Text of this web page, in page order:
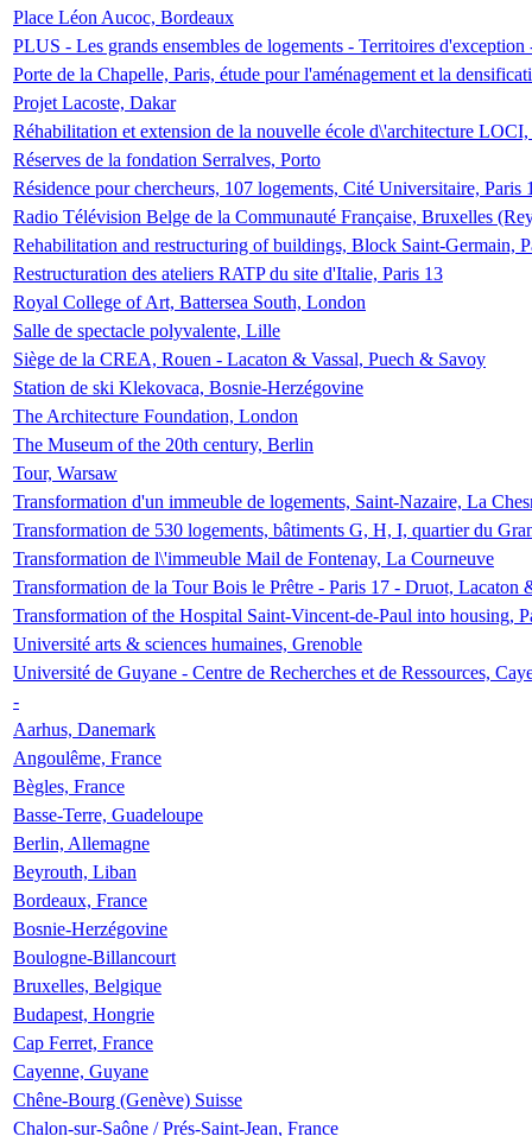
Place Léon Aucoc, Bordeaux
PLUS - Les grands ensembles de logements - Territoires
Porte de la Chapelle, Paris, étude pour l'aménagement et la
Projet Lacoste, Dakar
Réhabilitation et extension de la nouvelle école d\'architecture
Réserves de la fondation Serralves, Porto
Résidence pour chercheurs, 107 logements, Cité Universitaire, Paris
Radio Télévision Belge de la Communauté Française, Bruxelles
Rehabilitation and restructuring of buildings, Block Saint-Germain,
Restructuration des ateliers RATP du site d'Italie, Paris 13
Royal College of Art, Battersea South, London
Salle de spectacle polyvalente, Lille
Siège de la CREA, Rouen - Lacaton & Vassal, Puech & Savoy
Station de ski Klekovaca, Bosnie-Herzégovine
The Architecture Foundation, London
The Museum of the 20th century, Berlin
Tour, Warsaw
Transformation d'un immeuble de logements, Saint-Nazaire, La
Transformation de 530 logements, bâtiments G, H, I, quartier du
Transformation de l\'immeuble Mail de Fontenay, La Courneuve
Transformation de la Tour Bois le Prêtre - Paris 17 - Druot, Lacaton
Transformation of the Hospital Saint-Vincent-de-Paul into housing,
Université arts & sciences humaines, Grenoble
Université de Guyane - Centre de Recherches et de Ressources,
-
Aarhus, Danemark
Angoulême, France
Bègles, France
Basse-Terre, Guadeloupe
Berlin, Allemagne
Beyrouth, Liban
Bordeaux, France
Bosnie-Herzégovine
Boulogne-Billancourt
Bruxelles, Belgique
Budapest, Hongrie
Cap Ferret, France
Cayenne, Guyane
Chêne-Bourg (Genève) Suisse
Chalon-sur-Saône / Prés-Saint-Jean, France